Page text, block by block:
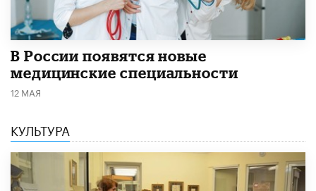
В России появятся новые
медицинские специальности
12 МАЯ
КУЛЬТУРА